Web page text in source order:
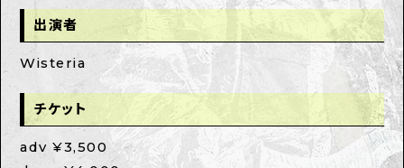
出演者
Wisteria
チケット
adv ¥3,500